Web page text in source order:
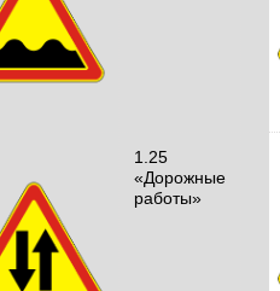
1.25
«Дорожные
работы»